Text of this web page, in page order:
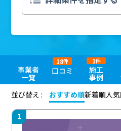
事業者
一覧
口コミ
18件
施工
事例
1件
並び替え :
おすすめ順新着順人
1